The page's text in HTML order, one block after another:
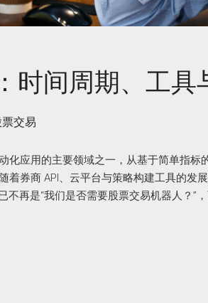
时间周期、工具
票交易
化应用的主要领域之一，从基于简单指标
着券商 API、云平台与策略构建工具的发
不再是“我们是否需要股票交易机器人？”